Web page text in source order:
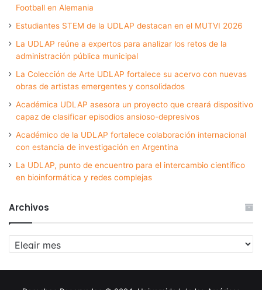
Football en Alemania
Estudiantes STEM de la UDLAP destacan en el MUTVI 2026
La UDLAP reúne a expertos para analizar los retos de la
administración pública municipal
La Colección de Arte UDLAP fortalece su acervo con nuevas
obras de artistas emergentes y consolidados
Académica UDLAP asesora un proyecto que creará dispositivo
capaz de clasificar episodios ansioso-depresivos
Académico de la UDLAP fortalece colaboración internacional
con estancia de investigación en Argentina
La UDLAP, punto de encuentro para el intercambio científico
en bioinformática y redes complejas
Archivos
Archivos